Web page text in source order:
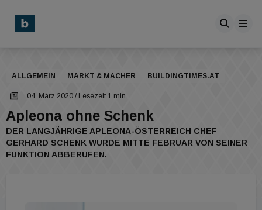
ALLGEMEIN MARKT & MACHER BUILDINGTIMES.AT
04. März 2020 / Lesezeit 1 min
Apleona ohne Schenk
DER LANGJÄHRIGE APLEONA-ÖSTERREICH CHEF
GERHARD SCHENK WURDE MITTE FEBRUAR VON SEINER
FUNKTION ABBERUFEN.